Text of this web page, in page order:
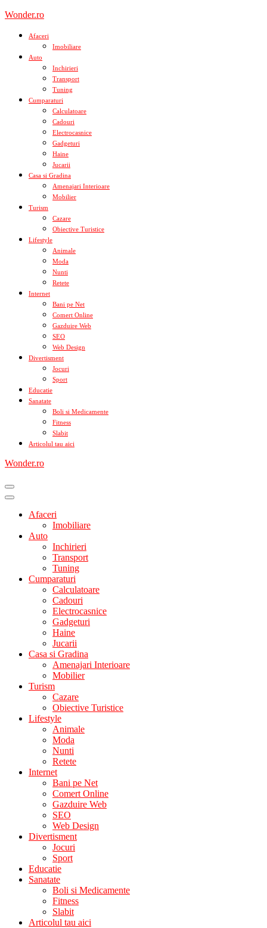
Skip
content
Wonder.ro
Afaceri
Imobiliare
Auto
Inchirieri
Transport
Tuning
Cumparaturi
Calculatoare
Cadouri
Electrocasnice
Gadgeturi
Haine
Jucarii
Casa si Gradina
Amenajari Interioare
Mobilier
Turism
Cazare
Obiective Turistice
Lifestyle
Animale
Moda
Nunti
Retete
Internet
Bani pe Net
Comert Online
Gazduire Web
SEO
Web Design
Divertisment
Jocuri
Sport
Educatie
Sanatate
Boli si Medicamente
Fitness
Slabit
Articolul tau aici
Wonder.ro
Afaceri
Imobiliare
Auto
Inchirieri
Transport
Tuning
Cumparaturi
Calculatoare
Cadouri
Electrocasnice
Gadgeturi
Haine
Jucarii
Casa si Gradina
Amenajari Interioare
Mobilier
Turism
Cazare
Obiective Turistice
Lifestyle
Animale
Moda
Nunti
Retete
Internet
Bani pe Net
Comert Online
Gazduire Web
SEO
Web Design
Divertisment
Jocuri
Sport
Educatie
Sanatate
Boli si Medicamente
Fitness
Slabit
Articolul tau aici